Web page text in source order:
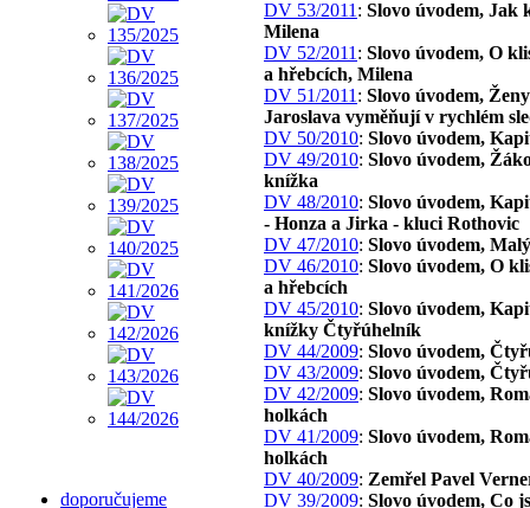
doporučujeme
DV 53/2011 : Slovo úvodem, Jak
Milena
DV 52/2011 : Slovo úvodem, O
a hřebcích, Milena
DV 51/2011 : Slovo úvodem,
Jaroslava vyměňují v rychlém
DV 50/2010: Slovo úvodem,
DV 49/2010: Slovo úvodem,
knížka
DV 48/2010: Slovo úvodem,
- Honza a Jirka - kluci Rothovic
DV 47/2010: Slovo úvodem,
DV 46/2010: Slovo úvodem, O
a hřebcích
DV 45/2010: Slovo úvodem,
knížky Čtyřúhelník
DV 44/2009: Slovo úvodem,
DV 43/2009: Slovo úvodem,
DV 42/2009: Slovo úvodem,
holkách
DV 41/2009: Slovo úvodem,
holkách
DV 40/2009: Zemřel Pavel
DV 39/2009: Slovo úvodem, Co